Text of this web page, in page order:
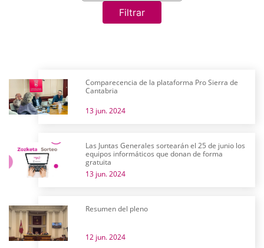
Filtrar
Comparecencia de la plataforma Pro Sierra de
Cantabria
13 jun. 2024
Las Juntas Generales sortearán el 25 de junio los
equipos informáticos que donan de forma
gratuita
13 jun. 2024
Resumen del pleno
12 jun. 2024